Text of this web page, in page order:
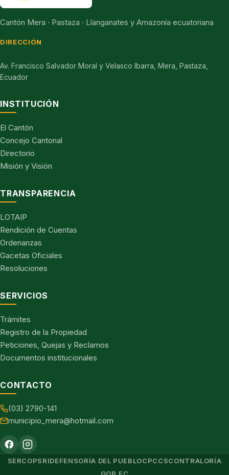
Cantón Mera · Pastaza · Llanganates y Amazonía ecuatoriana
DIRECCIÓN
Av. Francisco Salvador Moral y Velasco Ibarra, Mera, Pastaza,
Ecuador
INSTITUCIÓN
El Cantón
Concejo Cantonal
Directorio
Misión y Visión
TRANSPARENCIA
LOTAIP
Rendición de Cuentas
Ordenanzas
Gacetas Oficiales
Resoluciones
SERVICIOS
Trámites
Registro de la Propiedad
Peticiones, Quejas y Reclamos
Documentos institucionales
CONTACTO
(03) 2790-141
municipio_mera@hotmail.com
SERCOPSRIDEFENSORÍA DEL PUEBLOCPCCSCONTRALORÍA